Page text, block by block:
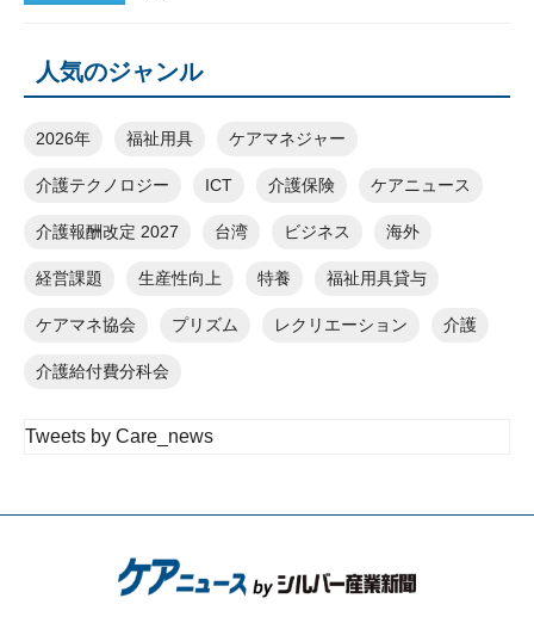
人気のジャンル
2026年 福祉用具 ケアマネジャー
介護テクノロジー ICT 介護保険 ケアニュース
介護報酬改定 2027 台湾 ビジネス 海外
経営課題 生産性向上 特養 福祉用具貸与
ケアマネ協会 プリズム レクリエーション 介護
介護給付費分科会
Tweets by Care_news